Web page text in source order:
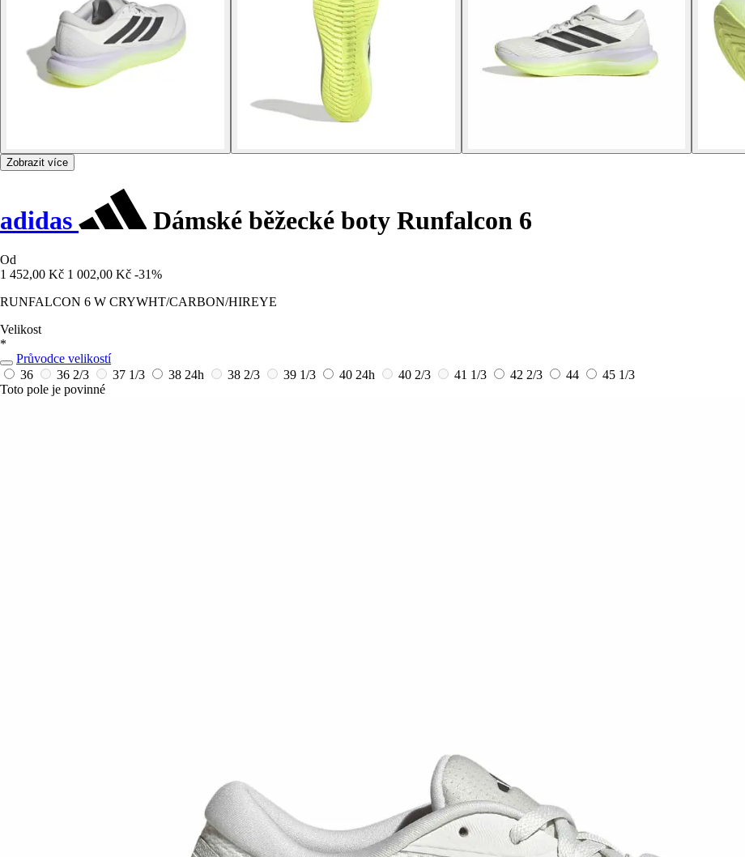
Zobrazit více
adidas Dámské běžecké boty Runfalcon 6
Od
1 452,00 Kč 1 002,00 Kč -31%
RUNFALCON 6 W CRYWHT/CARBON/HIREYE
Velikost
*
Průvodce velikostí
36
36 2/3 37 1/3 38 24h 38 2/3 39 1/3 40 24h 40 2/3 41 1/3 42 2/3 44
45 1/3
Toto pole je povinné